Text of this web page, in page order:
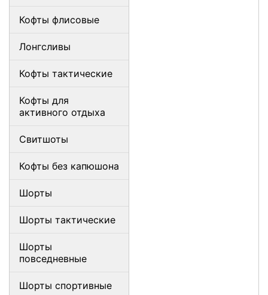
Кофты флисовые
Лонгсливы
Кофты тактические
Кофты для
активного отдыха
Свитшоты
Кофты без капюшона
Шорты
Шорты тактические
Шорты
повседневные
Шорты спортивные